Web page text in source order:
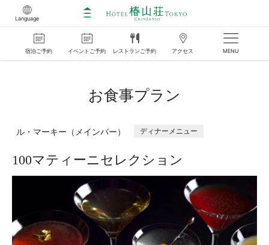
Language
宿泊ご予約 イベント ご予約 レストラン ご予約 アクセス MENU
お食事プラン
ル・マーキー（メインバー） ディナーメニュー
100マティーニセレクション